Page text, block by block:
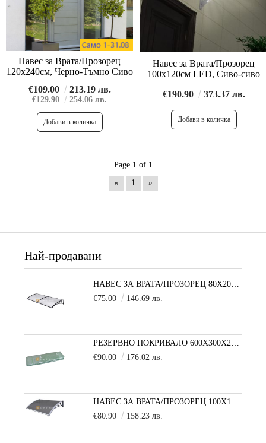
Навес за Врата/Прозорец
120х240см, Черно-Тъмно Сиво
€109.00
213.19 лв.
€129.90 254.06 лв.
Навес за Врата/Прозорец
100х120см LED, Сиво-сиво
€190.90
373.37 лв.
Page 1 of 1
« 1 »
Най-продавани
НАВЕС ЗА ВРАТА/ПРОЗОРЕЦ 80Х200 СМ, ЧЕРНО-ПРОЗРАЧНО
€75.00
146.69 лв.
€90.00
176.02 лв.
€80.90
158.23 лв.